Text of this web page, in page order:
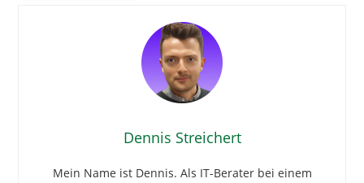
Dennis Streichert
Mein Name ist Dennis. Als IT-Berater bei einem